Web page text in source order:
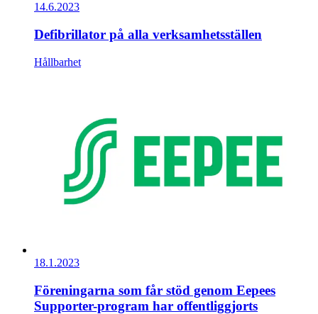
14.6.2023
Defibrillator på alla verksamhetsställen
Hållbarhet
18.1.2023
Föreningarna som får stöd genom Eepees
Supporter-program har offentliggjorts